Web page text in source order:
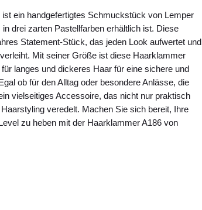
ein handgefertigtes Schmuckstück von Lemper
drei zarten Pastellfarben erhältlich ist. Diese
Statement-Stück, das jeden Look aufwertet und
Mit seiner Größe ist diese Haarklammer
langes und dickeres Haar für eine sichere und
ob für den Alltag oder besondere Anlässe, die
vielseitiges Accessoire, das nicht nur praktisch
veredelt. Machen Sie sich bereit, Ihre
zu heben mit der Haarklammer A186 von